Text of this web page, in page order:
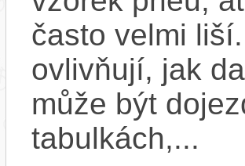
často velmi
ovlivňují, jak
může být
tabulkách,...